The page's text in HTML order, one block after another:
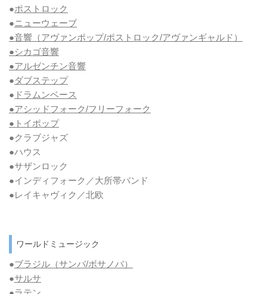
●ポストロック
●ニューウェーブ
●音響（アヴァンポップ/ポストロック/アヴァンギャルド）
●シカゴ音響
●アルゼンチン音響
●ダブステップ
● ドラムンベース
●アシッドフォーク/フリーフォーク
●トイポップ
●クラブジャズ
●ハウス
●サザンロック
●インディフォーク／大所帯バンド
●レイキャヴィク／北欧
ワールドミュージック
●ブラジル（サンバ/ボサノバ）
●サルサ